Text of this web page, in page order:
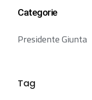
Categorie
Presidente Giunta
Tag